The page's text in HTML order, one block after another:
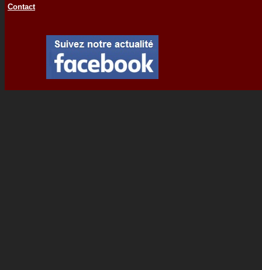
Contact